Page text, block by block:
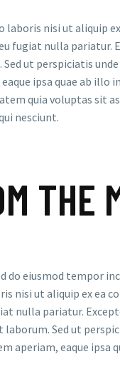
nisi ut aliquip
fugiat nulla pariatur.
ut perspiciatis
ipsa quae ab
quia voluptas sit
nesciunt.
THE
do eiusmod tempor
nisi ut aliquip ex ea
nulla pariatur.
Sed ut
eaque ipsa